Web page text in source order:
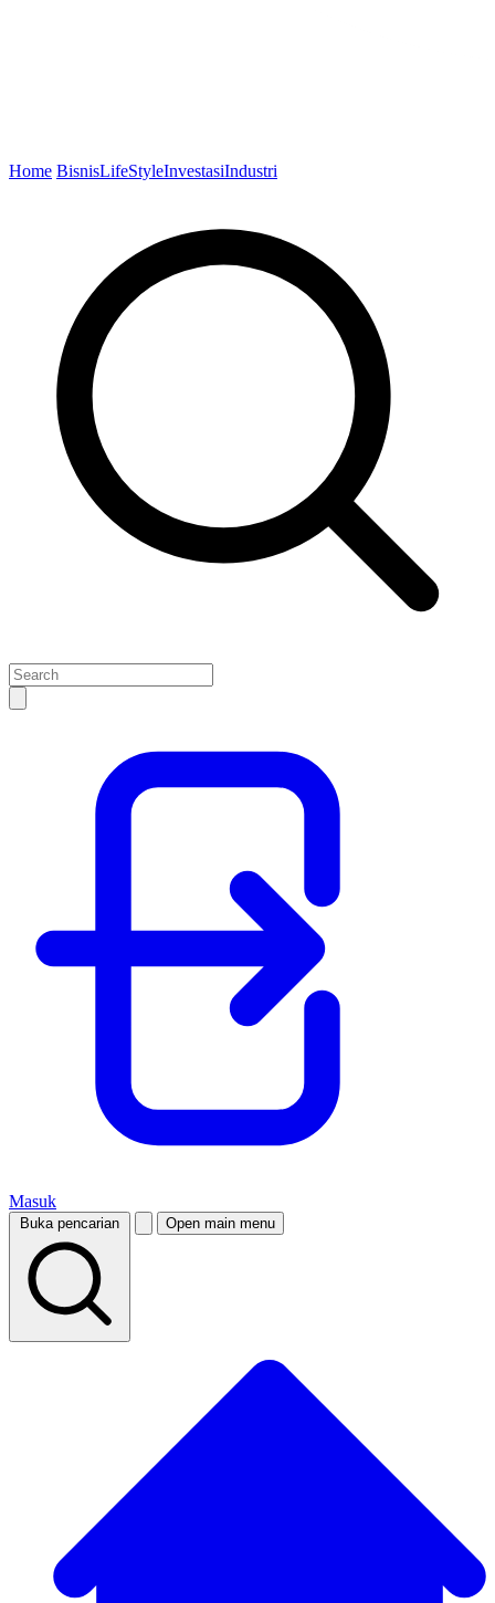
Home BisnisLifeStyleInvestasiIndustri
Masuk
Buka pencarian Open main menu